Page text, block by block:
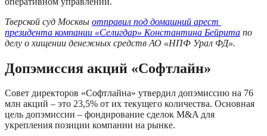
Тверской суд Москвы отправил под домашний арест
президента компании «Селигдар» Константина Бейрита по
делу о хищении денежных средств АО «НПФ Урал ФД».
Допэмиссия акций «Софтлайн»
Совет директоров «Софтлайна» утвердил допэмиссию на 76
млн акций – это 23,5% от их текущего количества. Основная
цель допэмиссии – фондирование сделок M&A для
укрепления позиции компании на рынке.